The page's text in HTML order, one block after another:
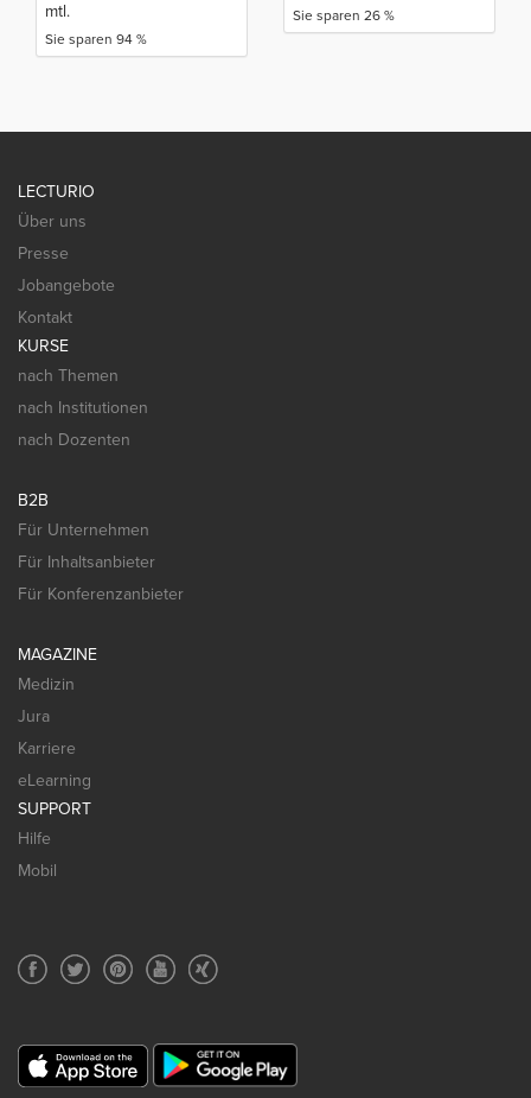
mtl.
Sie sparen 94 %
Sie sparen 26 %
LECTURIO
Über uns
Presse
Jobangebote
Kontakt
KURSE
nach Themen
nach Institutionen
nach Dozenten
B2B
Für Unternehmen
Für Inhaltsanbieter
Für Konferenzanbieter
MAGAZINE
Medizin
Jura
Karriere
eLearning
SUPPORT
Hilfe
Mobil